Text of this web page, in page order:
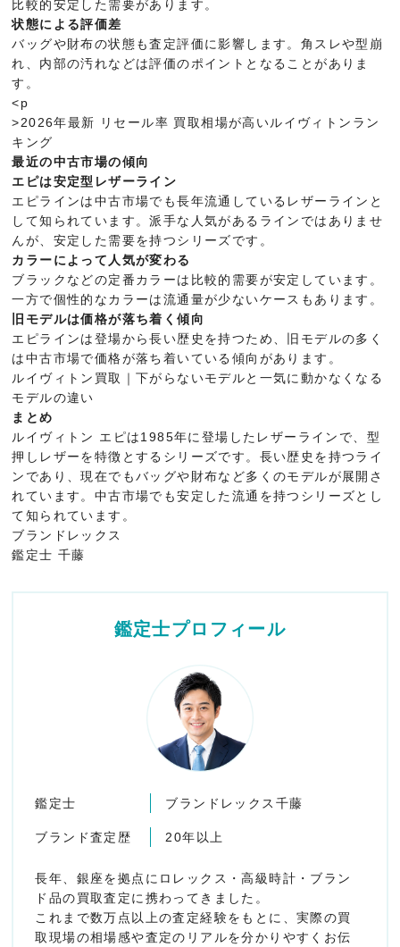
比較的安定した需要があります。
状態による評価差
バッグや財布の状態も査定評価に影響します。角スレや型崩
れ、内部の汚れなどは評価のポイントとなることがありま
す。
<p
>2026年最新 リセール率 買取相場が高いルイヴィトンラン
キング
最近の中古市場の傾向
エピは安定型レザーライン
エピラインは中古市場でも長年流通しているレザーラインと
して知られています。派手な人気があるラインではありませ
んが、安定した需要を持つシリーズです。
カラーによって人気が変わる
ブラックなどの定番カラーは比較的需要が安定しています。
一方で個性的なカラーは流通量が少ないケースもあります。
旧モデルは価格が落ち着く傾向
エピラインは登場から長い歴史を持つため、旧モデルの多く
は中古市場で価格が落ち着いている傾向があります。
ルイヴィトン買取｜下がらないモデルと一気に動かなくなる
モデルの違い
まとめ
ルイヴィトン エピは1985年に登場したレザーラインで、型
押しレザーを特徴とするシリーズです。長い歴史を持つライ
ンであり、現在でもバッグや財布など多くのモデルが展開さ
れています。中古市場でも安定した流通を持つシリーズとし
て知られています。
ブランドレックス
鑑定士 千藤
鑑定士プロフィール
鑑定士 ブランドレックス千藤
ブランド査定歴 20年以上
長年、銀座を拠点にロレックス・高級時計・ブラン
ド品の買取査定に携わってきました。
これまで数万点以上の査定経験をもとに、実際の買
取現場の相場感や査定のリアルを分かりやすくお伝